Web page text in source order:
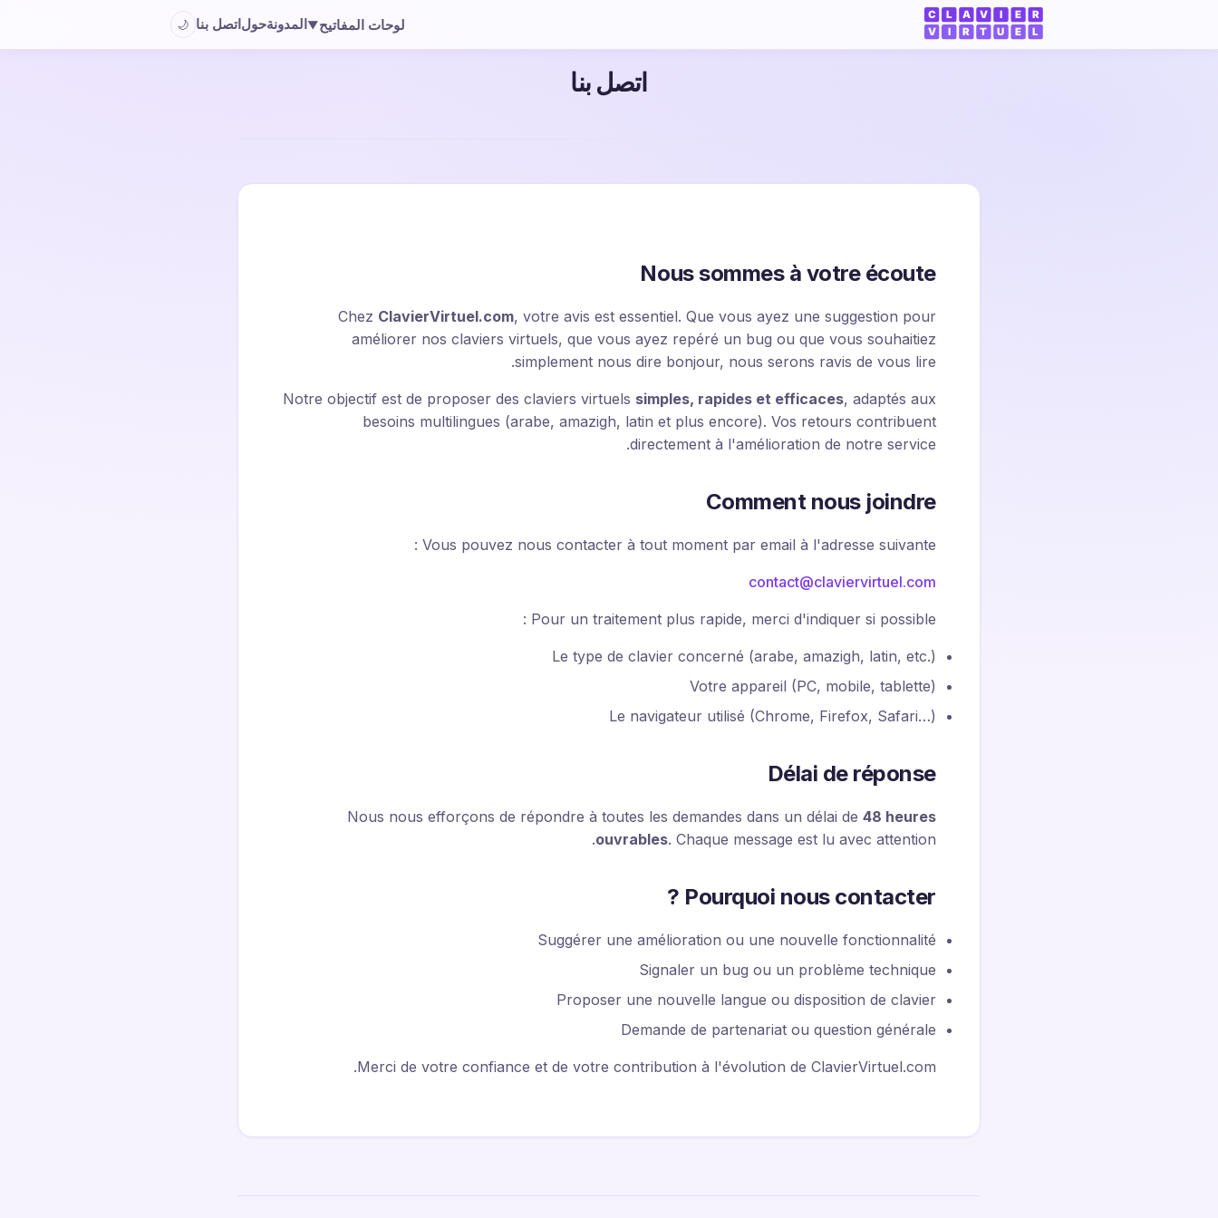
لوحات المفاتيح▼المدونةحولاتصل بنا 🌙
اتصل بنا
Nous sommes à votre écoute
Chez ClavierVirtuel.com, votre avis est essentiel. Que vous ayez une suggestion pour
améliorer nos claviers virtuels, que vous ayez repéré un bug ou que vous souhaitiez
simplement nous dire bonjour, nous serons ravis de vous lire.
Notre objectif est de proposer des claviers virtuels simples, rapides et efficaces, adaptés aux
besoins multilingues (arabe, amazigh, latin et plus encore). Vos retours contribuent
directement à l'amélioration de notre service.
Comment nous joindre
Vous pouvez nous contacter à tout moment par email à l'adresse suivante :
contact@claviervirtuel.com
Pour un traitement plus rapide, merci d'indiquer si possible :
Le type de clavier concerné (arabe, amazigh, latin, etc.)
Votre appareil (PC, mobile, tablette)
Le navigateur utilisé (Chrome, Firefox, Safari…)
Délai de réponse
Nous nous efforçons de répondre à toutes les demandes dans un délai de 48 heures
ouvrables. Chaque message est lu avec attention.
Pourquoi nous contacter ?
Suggérer une amélioration ou une nouvelle fonctionnalité
Signaler un bug ou un problème technique
Proposer une nouvelle langue ou disposition de clavier
Demande de partenariat ou question générale
Merci de votre confiance et de votre contribution à l'évolution de ClavierVirtuel.com.